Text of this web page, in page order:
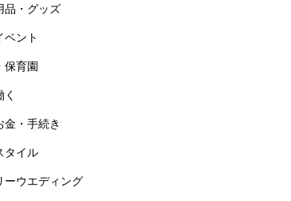
品・グッズ
ベント
保育園
金・手続き
タイル
ーウエディング